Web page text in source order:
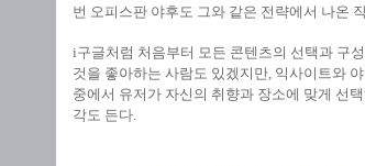
번 오피스판 야후도 그와 같은 전략에서 나온
i구글처럼 처음부터 모든 콘텐츠의 선택과 구
것을 좋아하는 사람도 있겠지만, 익사이트와
중에서 유저가 자신의 취향과 장소에 맞게 선
각도 든다.